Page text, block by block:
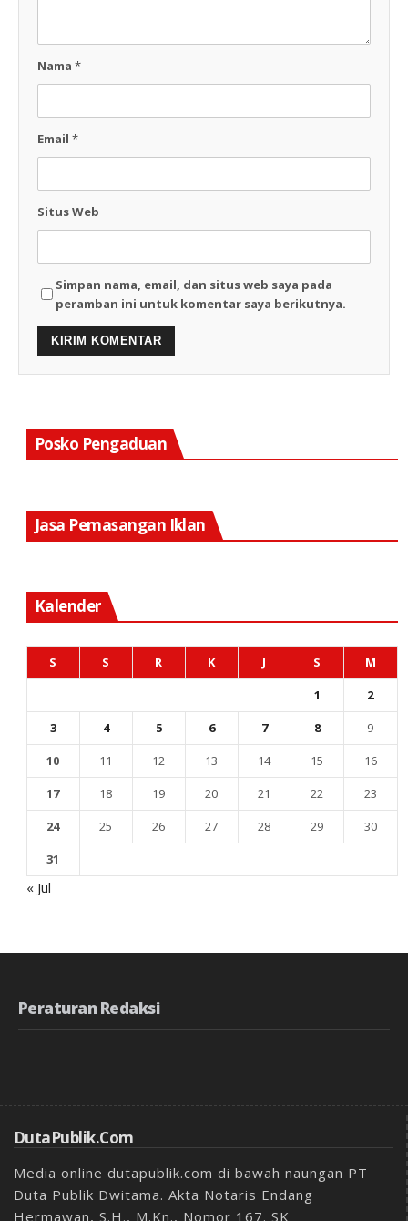
Nama *
Email *
Situs Web
Simpan nama, email, dan situs web saya pada
peramban ini untuk komentar saya berikutnya.
Posko Pengaduan
Jasa Pemasangan Iklan
Kalender
S S R K J S
M
1
2
3
4 5 6 7 8
9
10
11 12 13 14 15
16
17
18 19 20 21 22
23
24
25 26 27 28 29
30
31
« Jul
Peraturan Redaksi
DutaPublik.com
Media online dutapublik.com di bawah naungan PT
Duta Publik Dwitama. Akta Notaris Endang
Hermawan, S.H., M.Kn., Nomor 167. SK